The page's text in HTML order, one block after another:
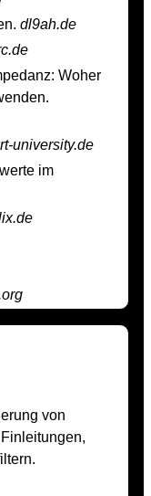
dl9ah.de
Woher
university.de
im
von